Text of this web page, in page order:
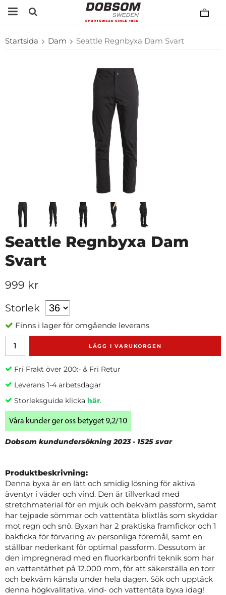
Startsida Dam Seattle Regnbyxa Dam Svart
Seattle Regnbyxa Dam
Svart
999 kr
Storlek
Finns i lager för omgående leverans
LÄGG I VARUKORGEN
Fri Frakt över 200:- & Fri Retur
Leverans 1-4 arbetsdagar
Storleksguide klicka här.
Dobsom kundundersökning 2023 - 1525 svar
Produktbeskrivning:
Denna byxa är en lätt och smidig lösning för aktiva
äventyr i väder och vind. Den är tillverkad med
stretchmaterial för en mjuk och bekväm passform, samt
har tejpade sömmar och vattentäta blixtlås som skyddar
mot regn och snö. Byxan har 2 praktiska framfickor och 1
bakficka för förvaring av personliga föremål, samt en
ställbar nederkant för optimal passform. Dessutom är
den impregnerad med en fluorkarbonfri teknik som har
en vattentäthet på 12.000 mm, för att säkerställa en torr
och bekväm känsla under hela dagen. Sök och upptäck
denna högkvalitativa, vind- och vattentäta byxa idag!